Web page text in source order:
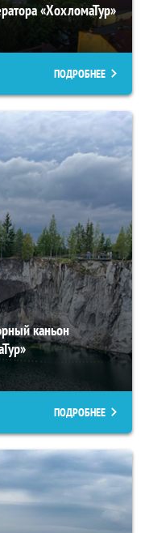
«ХохломаТур»
ПОДРОБНЕЕ
каньон
ПОДРОБНЕЕ